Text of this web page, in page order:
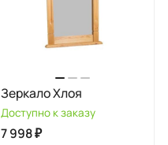
Зеркало Хлоя
Доступно к заказу
7 998 ₽